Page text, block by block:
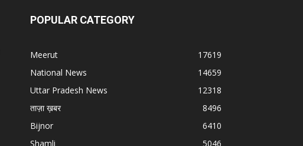
POPULAR CATEGORY
Meerut
17619
National News
14659
Uttar Pradesh News
12318
ताज़ा ख़बर
8496
Bijnor
6410
Shamli
5046